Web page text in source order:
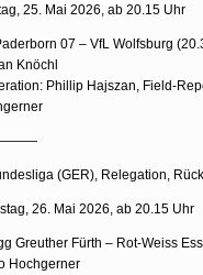
25. Mai 2026, ab 20.15 Uhr
07 – VfL Wolfsburg
Knöchl
Phillip Hajszan, Field-
(GER), Relegation,
26. Mai 2026, ab 20.15 Uhr
Greuther Fürth – Rot-Weiss
Hochgerner